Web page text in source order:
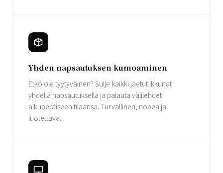
Yhden napsautuksen kumoaminen
Etkö ole tyytyväinen? Sulje kaikki jaetut ikkunat
yhdellä napsautuksella ja palauta välilehdet
alkuperäiseen tilaansa. Turvallinen, nopea ja
luotettava.